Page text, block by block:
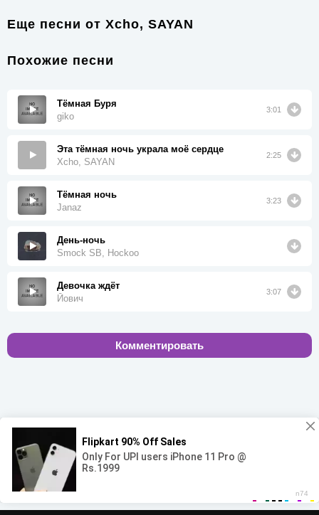
Еще песни от Xcho, SAYAN
Похожие песни
Тёмная Буря
giko
3:01
Эта тёмная ночь украла моё сердце
Xcho, SAYAN
2:25
Тёмная ночь
Janaz
3:23
День-ночь
Smock SB, Hockoo
Девочка ждёт
Йович
3:07
Комментировать
00:00